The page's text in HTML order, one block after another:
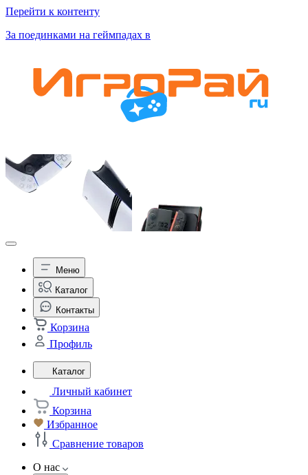
Перейти к контенту
За поединками на геймпадах в
Меню
Каталог
Контакты
Корзина
Профиль
Каталог
Личный кабинет
Корзина
Избранное
Сравнение товаров
О нас